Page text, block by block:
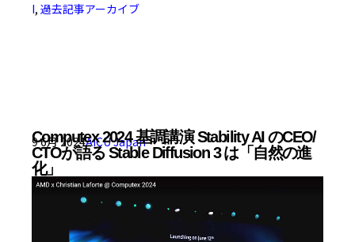
I, 過去記事アーカイブ
Computex 2024 基調講演 Stability AI のCEO/
CTOが語る Stable Diffusion 3 は「自然の進
化」
9 6月 2024AICU Japan